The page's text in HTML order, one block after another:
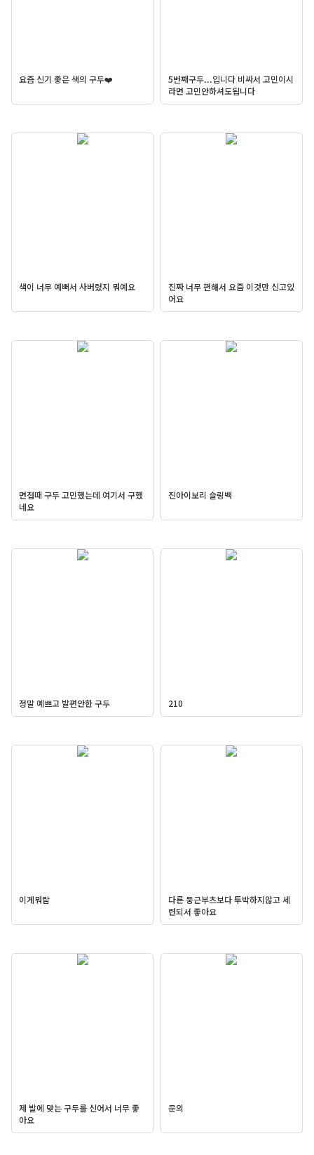
요즘 신기 좋은 색의 구두❤️
5번째구두...입니다 비싸서 고민이시
라면 고민안하셔도됩니다
색이 너무 예뻐서 사버렸지 뭐예요
진짜 너무 편해서 요즘 이것만 신고있
어요
면접때 구두 고민했는데 여기서 구했
네요
진아이보리 슬링백
정말 예쁘고 발편안한 구두 210
이게뭐람
다른 둥근부츠보다 투박하지않고 세
련되서 좋아요
제 발에 맞는 구두를 신어서 너무 좋
아요
문의